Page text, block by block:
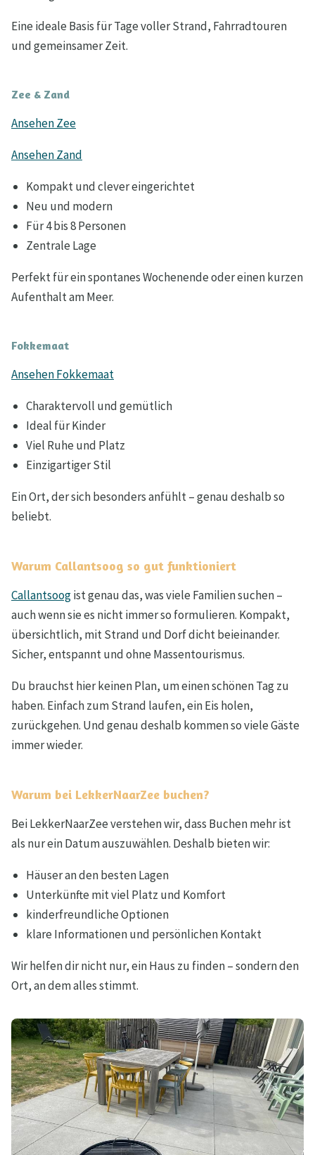
Eine ideale Basis für Tage voller Strand, Fahrradtouren
und gemeinsamer Zeit.
Zee & Zand
Ansehen Zee
Ansehen Zand
Kompakt und clever eingerichtet
Neu und modern
Für 4 bis 8 Personen
Zentrale Lage
Perfekt für ein spontanes Wochenende oder einen kurzen
Aufenthalt am Meer.
Fokkemaat
Ansehen Fokkemaat
Charaktervoll und gemütlich
Ideal für Kinder
Viel Ruhe und Platz
Einzigartiger Stil
Ein Ort, der sich besonders anfühlt – genau deshalb so
beliebt.
Warum Callantsoog so gut funktioniert
Callantsoogist genau das, was viele Familien suchen –
auch wenn sie es nicht immer so formulieren. Kompakt,
übersichtlich, mit Strand und Dorf dicht beieinander.
Sicher, entspannt und ohne Massentourismus.
Du brauchst hier keinen Plan, um einen schönen Tag zu
haben. Einfach zum Strand laufen, ein Eis holen,
zurückgehen. Und genau deshalb kommen so viele Gäste
immer wieder.
Warum bei LekkerNaarZee buchen?
Bei LekkerNaarZee verstehen wir, dass Buchen mehr ist
als nur ein Datum auszuwählen. Deshalb bieten wir:
Häuser an den besten Lagen
Unterkünfte mit viel Platz und Komfort
kinderfreundliche Optionen
klare Informationen und persönlichen Kontakt
Wir helfen dir nicht nur, ein Haus zu finden – sondern den
Ort, an dem alles stimmt.